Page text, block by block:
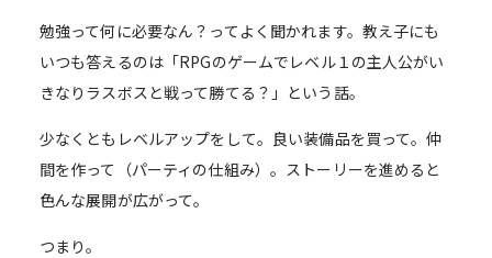
勉強って何に必要なん？ってよく聞かれます。教え子にも
いつも答えるのは「RPGのゲームでレベル１の主人公がい
きなりラスボスと戦って勝てる？」という話。
少なくともレベルアップをして。良い装備品を買って。仲
間を作って（パーティの仕組み）。ストーリーを進めると
色んな展開が広がって。
つまり。